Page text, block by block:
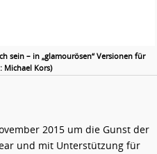
sein – in „glamourösen“ Versionen für
Michael Kors)
2015 um die Gunst der
und mit Unterstützung für